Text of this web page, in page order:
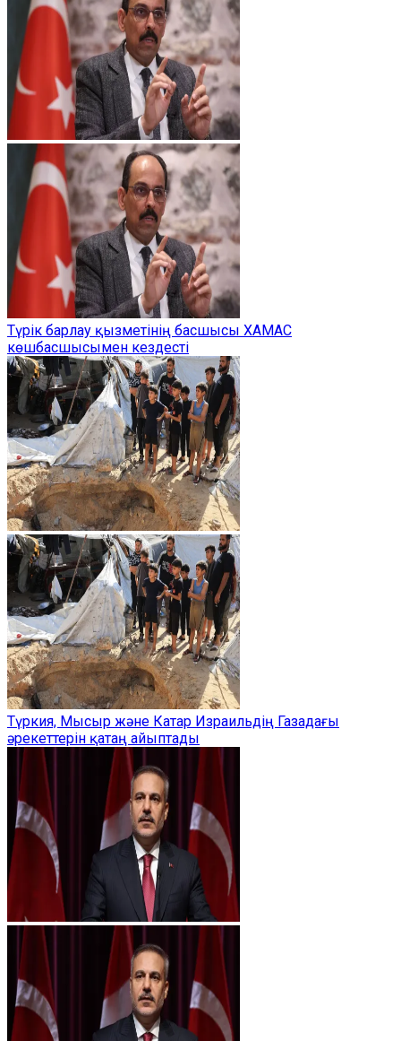
Түрік барлау қызметінің басшысы ХАМАС
көшбасшысымен кездесті
Түркия, Мысыр және Катар Израильдің Газадағы
әрекеттерін қатаң айыптады